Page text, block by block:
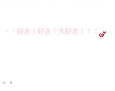
・・好き！好き！大好き！！！
。